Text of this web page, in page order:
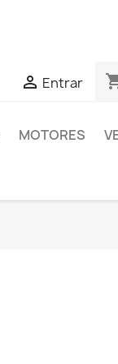
 Entrar
MOTORES